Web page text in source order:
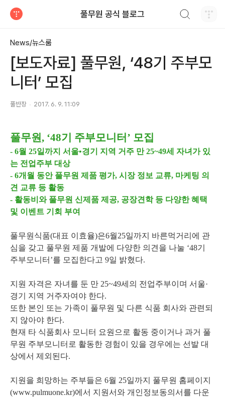
풀무원 공식 블로그
News/뉴스룸
[보도자료] 풀무원, ‘48기 주부모
니터’ 모집
풀반장 2017. 6. 9. 11:09
풀무원, ‘48기 주부모니터’ 모집
- 6월 25일까지 서울•경기 지역 거주 만 25~49세 자녀가 있
는 전업주부 대상
- 6개월 동안 풀무원 제품 평가, 시장 정보 교류, 마케팅 의
견 교류 등 활동
- 활동비와 풀무원 신제품 제공, 공장견학 등 다양한 혜택
및 이벤트 기회 부여
풀무원식품(대표 이효율)은6월25일까지 바른먹거리에 관
심을 갖고 풀무원 제품 개발에 다양한 의견을 나눌 ‘48기
주부모니터’를 모집한다고 9일 밝혔다.
지원 자격은 자녀를 둔 만 25~49세의 전업주부이며 서울·
경기 지역 거주자여야 한다.
또한 본인 또는 가족이 풀무원 및 다른 식품 회사와 관련되
지 않아야 한다.
현재 타 식품회사 모니터 요원으로 활동 중이거나 과거 풀
무원 주부모니터로 활동한 경험이 있을 경우에는 선발 대
상에서 제외된다.
지원을 희망하는 주부들은 6월 25일까지 풀무원 홈페이지
(www.pulmuone.kr)에서 지원서와 개인정보동의서를 다운